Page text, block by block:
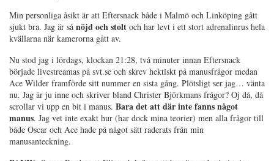
Min personliga åsikt är att Eftersnack både i Malmö och Linköping gått
sjukt bra. Jag är så nöjd och stolt och har levt i ett stort adrenalinrus hela
kvällarna när kamerorna gått av.
Nu stod jag i lördags, klockan 21:28, två minuter innan Eftersnack
började livestreamas på svt.se och skrev hektiskt på manusfrågor medan
Ace Wilder framförde sitt nummer en sista gång. Plötsligt ser jag… vänta
nu. Jag är ju inne och skriver bland Christer Björkmans frågor? Oj då, då
scrollar vi upp en bit i manus. Bara det att där inte fanns något
manus. Jag vet inte exakt hur (har dock mina teorier) men alla frågor till
både Oscar och Ace hade på något sätt raderats från min
manusanteckning.